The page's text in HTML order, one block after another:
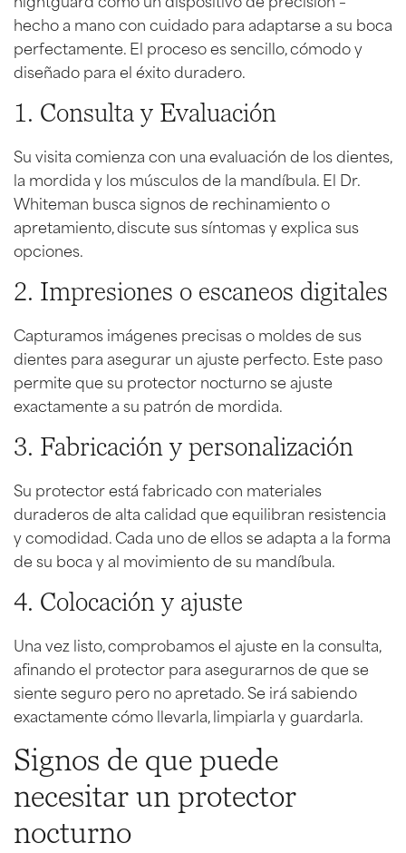
hecho a mano con cuidado para adaptarse a su boca
perfectamente. El proceso es sencillo, cómodo y
diseñado para el éxito duradero.
1. Consulta y Evaluación
Su visita comienza con una evaluación de los dientes,
la mordida y los músculos de la mandíbula. El Dr.
Whiteman busca signos de rechinamiento o
apretamiento, discute sus síntomas y explica sus
opciones.
2. Impresiones o escaneos digitales
Capturamos imágenes precisas o moldes de sus
dientes para asegurar un ajuste perfecto. Este paso
permite que su protector nocturno se ajuste
exactamente a su patrón de mordida.
3. Fabricación y personalización
Su protector está fabricado con materiales
duraderos de alta calidad que equilibran resistencia
y comodidad. Cada uno de ellos se adapta a la forma
de su boca y al movimiento de su mandíbula.
4. Colocación y ajuste
Una vez listo, comprobamos el ajuste en la consulta,
afinando el protector para asegurarnos de que se
siente seguro pero no apretado. Se irá sabiendo
exactamente cómo llevarla, limpiarla y guardarla.
Signos de que puede
necesitar un protector
nocturno